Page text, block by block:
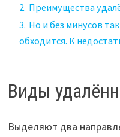
2. Преимущества
3. Но и без минусов
обходится. К
Виды
Выделяют два